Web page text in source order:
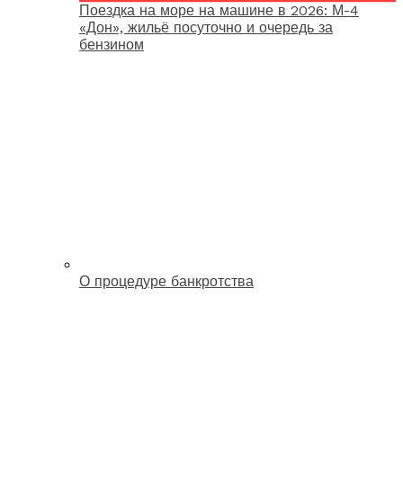
Поездка на море на машине в 2026: М-4
«Дон», жильё посуточно и очередь за
бензином
О процедуре банкротства